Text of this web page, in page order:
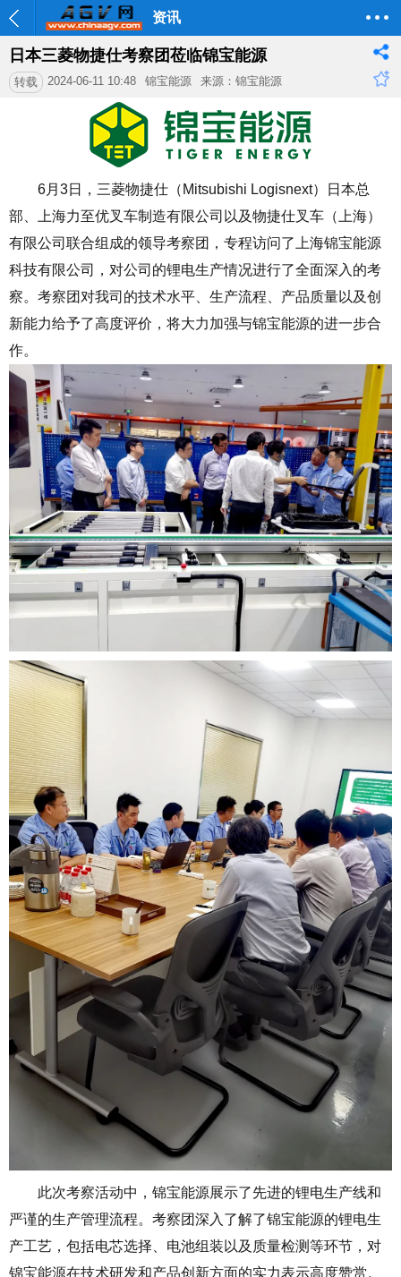
资讯
日本三菱物捷仕考察团莅临锦宝能源
转载 2024-06-11 10:48 锦宝能源 来源：锦宝能源
6月3日，三菱物捷仕（Mitsubishi Logisnext）日本总
部、上海力至优叉车制造有限公司以及物捷仕叉车（上海）
有限公司联合组成的领导考察团，专程访问了上海锦宝能源
科技有限公司，对公司的锂电生产情况进行了全面深入的考
察。考察团对我司的技术水平、生产流程、产品质量以及创
新能力给予了高度评价，将大力加强与锦宝能源的进一步合
作。
此次考察活动中，锦宝能源展示了先进的锂电生产线和
严谨的生产管理流程。考察团深入了解了锦宝能源的锂电生
产工艺，包括电芯选择、电池组装以及质量检测等环节，对
锦宝能源在技术研发和产品创新方面的实力表示高度赞赏。